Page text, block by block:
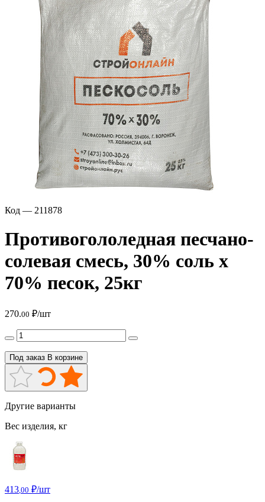
Код — 211878
Противогололедная песчано-
солевая смесь, 30% соль х
70% песок, 25кг
270.00 ₽/шт
Под заказ В корзине
Другие варианты
Вес изделия, кг
413 ,00 ₽/шт